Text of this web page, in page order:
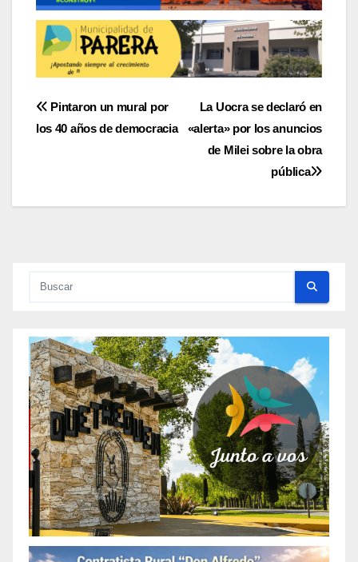
Navegación
La Uocra se declaró en
«alerta» por los anuncios
de Milei sobre la obra
pública
Pintaron un mural por
los 40 años de democracia